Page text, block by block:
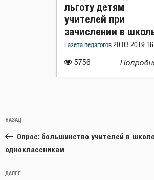
5756
льготу детям
учителей при
зачислении в
Газета педагогов 20.03.2019
по
записям
Предыдущая
запись:
НАЗАД
Опрос: большинство учителей в
одноклассникам
Следующая
ДАЛЕЕ